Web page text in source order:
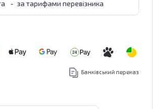
- за тарифами перевізника
Банківський переказ